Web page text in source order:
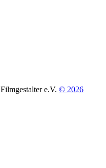
e.V. © 2026